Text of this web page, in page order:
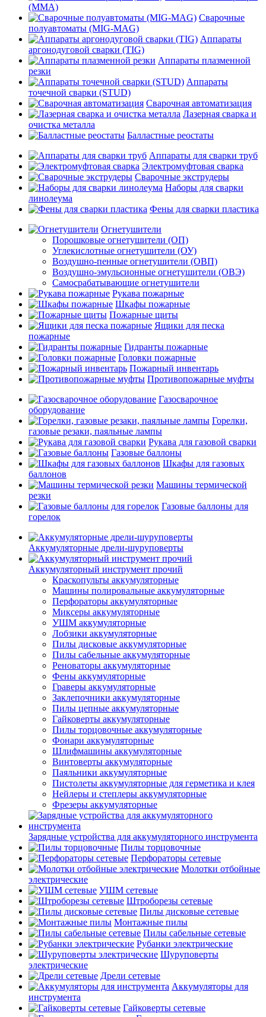
(MMA)
Сварочные
полуавтоматы (MIG-MAG)
Аппараты
аргонодуговой сварки (TIG)
Аппараты плазменной
резки
Аппараты
точечной сварки (STUD)
Сварочная автоматизация
Лазерная сварка и
очистка металла
Балластные реостаты
Аппараты для сварки труб
Электромуфтовая сварка
Сварочные экструдеры
Наборы для сварки
линолеума
Фены для сварки пластика
Огнетушители
Порошковые огнетушители (ОП)
Углекислотные огнетушители (ОУ)
Воздушно-пенные огнетушители (ОВП)
Воздушно-эмульсионные огнетушители (ОВЭ)
Самосрабатывающие огнетушители
Рукава пожарные
Шкафы пожарные
Пожарные щиты
Ящики для песка
пожарные
Гидранты пожарные
Головки пожарные
Пожарный инвентарь
Противопожарные муфты
Газосварочное
оборудование
Горелки,
газовые резаки, паяльные лампы
Рукава для газовой сварки
Газовые баллоны
Шкафы для газовых
баллонов
Машины термической
резки
Газовые баллоны для
горелок
Аккумуляторные дрели-шуруповерты
Аккумуляторный инструмент прочий
Краскопульты аккумуляторные
Машины полировальные аккумуляторные
Перфораторы аккумуляторные
Миксеры аккумуляторные
УШМ аккумуляторные
Лобзики аккумуляторные
Пилы дисковые аккумуляторные
Пилы сабельные аккумуляторные
Реноваторы аккумуляторные
Фены аккумуляторные
Граверы аккумуляторные
Заклепочники аккумуляторные
Пилы цепные аккумуляторные
Гайковерты аккумуляторные
Пилы торцовочные аккумуляторные
Фонари аккумуляторные
Шлифмашины аккумуляторные
Винтоверты аккумуляторные
Паяльники аккумуляторные
Пистолеты аккумуляторные для герметика и клея
Нейлеры и степлеры аккумуляторные
Фрезеры аккумуляторные
Зарядные устройства для аккумуляторного инструмента
Пилы торцовочные
Перфораторы сетевые
Молотки отбойные
электрические
УШМ сетевые
Штроборезы сетевые
Пилы дисковые сетевые
Монтажные пилы
Пилы сабельные сетевые
Рубанки электрические
Шуруповерты
электрические
Дрели сетевые
Аккумуляторы для
инструмента
Гайковерты сетевые